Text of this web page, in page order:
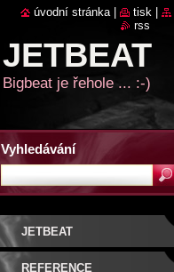
JETBEAT
Bigbeat je řehole ... :-)
JETBEAT
REFERENCE
Vyhledávání
úvodní stránka tisk
rss